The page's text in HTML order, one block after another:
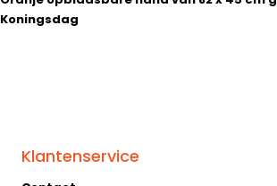
Koningsdag
Klantenservice